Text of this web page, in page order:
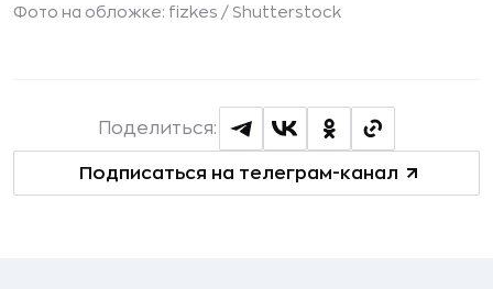
Фото на обложке: fizkes / Shutterstock
Подписаться на телеграм-канал
Поделиться: